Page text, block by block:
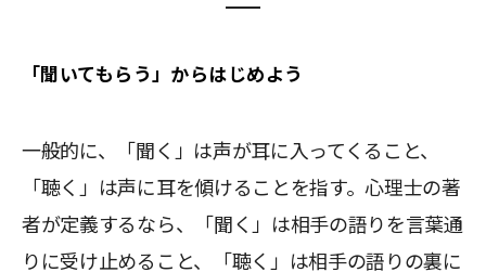
「聞いてもらう」からはじめよう
一般的に、「聞く」は声が耳に入ってくること、
「聴く」は声に耳を傾けることを指す。心理士の著
者が定義するなら、「聞く」は相手の語りを言葉通
りに受け止めること、「聴く」は相手の語りの裏に